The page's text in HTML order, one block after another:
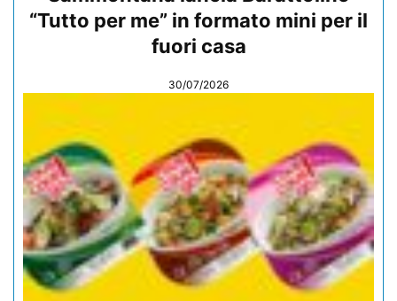
“Tutto per me” in formato mini per il
fuori casa
30/07/2026